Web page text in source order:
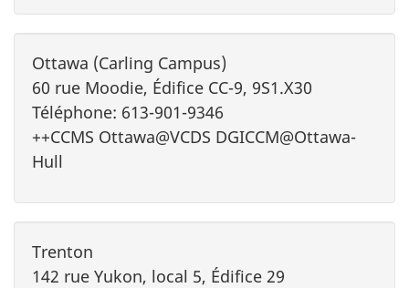
Ottawa (Carling Campus)
60 rue Moodie, Édifice CC-9, 9S1.X30
Téléphone: 613-901-9346
++CCMS Ottawa@VCDS DGICCM@Ottawa-
Hull
Trenton
142 rue Yukon, local 5, Édifice 29